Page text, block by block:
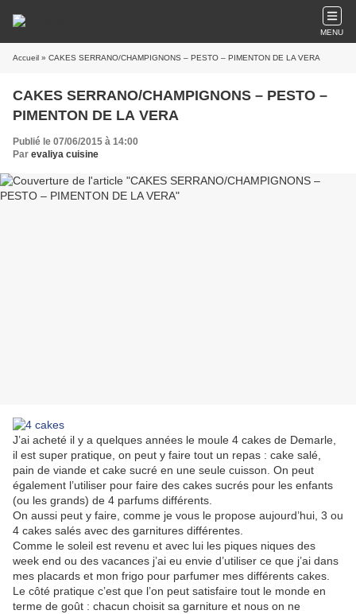
MENU
Accueil » CAKES SERRANO/CHAMPIGNONS – PESTO – PIMENTON DE LA VERA
CAKES SERRANO/CHAMPIGNONS – PESTO –
PIMENTON DE LA VERA
Publié le 07/06/2015 à 14:00
Par evaliya cuisine
J’ai acheté il y a quelques années le moule 4 cakes de Demarle,
il est super pratique, on peut y faire tout un repas : cake salé,
pain de viande et cake sucré en une seule cuisson. On peut
également l’utiliser pour faire des cakes sucrés pour les enfants
(ou les grands) de 4 parfums différents.
On aussi peut y faire, comme je vous le propose aujourd’hui, 3 ou
4 cakes salés avec des garnitures différentes.
Comme le soleil est revenu et avec lui les piques niques des
week end ou des vacances j’ai eu envie d’utiliser ce que j’ai dans
mes placards et mon frigo pour parfumer mes différents cakes.
Le côté pratique c’est que l’on peut satisfaire tout le monde en
terme de goût : chacun choisit sa garniture et nous on ne